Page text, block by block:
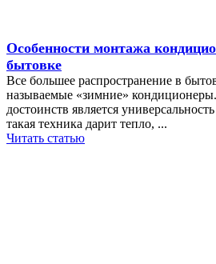
Особенности монтажа
бытовке
Все большее распространение в
называемые «зимние»
достоинств является
такая техника дарит тепло, ...
Читать статью